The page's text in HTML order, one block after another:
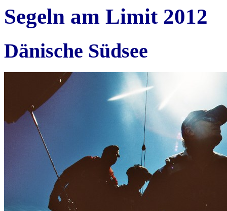
Segeln am Limit 2012
Dänische Südsee